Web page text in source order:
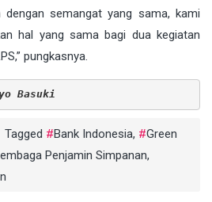
dengan semangat yang sama, kami
hal yang sama bagi dua kegiatan
pungkasnya.
Basuki
Tagged Bank Indonesia,
Green
Penjamin Simpanan,